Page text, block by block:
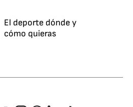
El deporte dónde y
cómo quieras